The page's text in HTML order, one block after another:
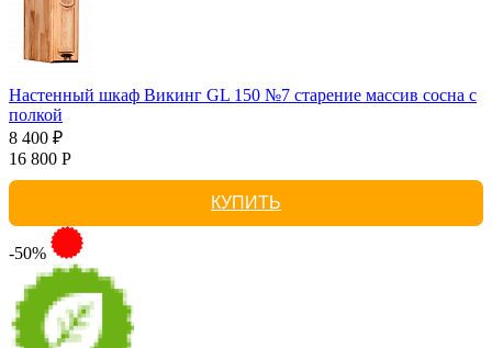
Настенный шкаф Викинг GL 150 №7 старение массив сосна с
полкой
8 400 ₽
16 800 Р
КУПИТЬ
-50%